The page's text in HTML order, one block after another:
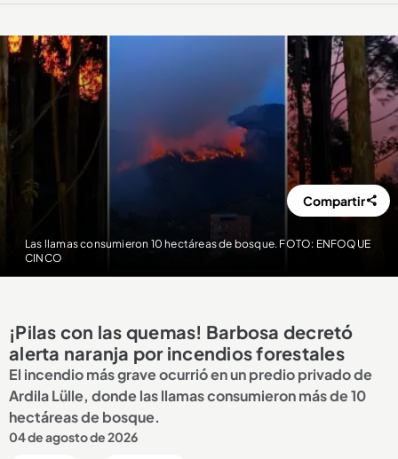
Las llamas consumieron 10 hectáreas de bosque. FOTO: ENFOQUE
CINCO
Compartir
¡Pilas con las quemas! Barbosa decretó
alerta naranja por incendios forestales
El incendio más grave ocurrió en un predio privado de
Ardila Lülle, donde las llamas consumieron más de 10
hectáreas de bosque.
04 de agosto de 2026